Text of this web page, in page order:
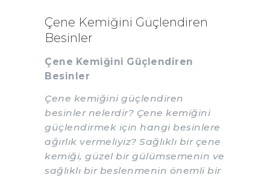
TEDAVILER
KVKK
AYDINLATMA
METNI
BLOG
KLINIĞIMIZ
İLETIŞIM
Çene Kemiğini Güçlendiren
Besinler
Çene Kemiğini Güçlendiren
Besinler
Çene kemiğini güçlendiren
besinler nelerdir? Çene kemiğini
güçlendirmek için hangi besinlere
ağırlık vermeliyiz? Sağlıklı bir çene
kemiği, güzel bir gülümsemenin ve
sağlıklı bir beslenmenin önemli bir